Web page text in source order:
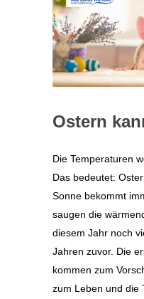
Ostern
Die Temperaturen
Das bedeutet:
Sonne bekommt
saugen die
diesem Jahr noch
Jahren zuvor. Die
kommen zum
zum Leben und die